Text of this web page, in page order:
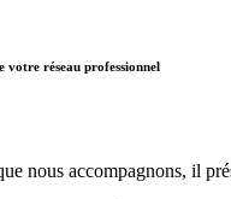
votre réseau professionnel
nous accompagnons, il